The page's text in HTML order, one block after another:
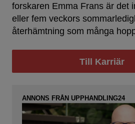
forskaren Emma Frans är det
eller fem veckors
återhämtning som många
Till Karriär
ANNONS FRÅN UPPHANDLING24